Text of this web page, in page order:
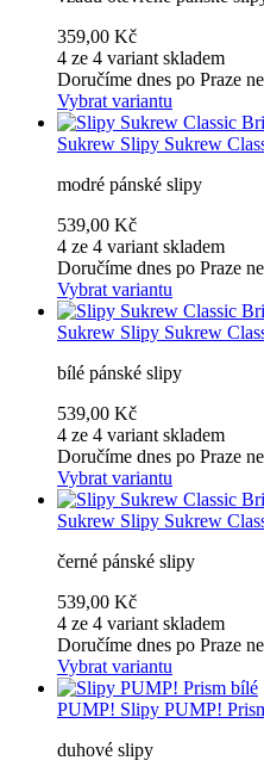
359,00 Kč
4 ze 4 variant skladem
Doručíme dnes po Praze
Vybrat variantu
Sukrew Slipy Sukrew
modré pánské slipy
539,00 Kč
4 ze 4 variant skladem
Doručíme dnes po Praze
Vybrat variantu
Sukrew Slipy Sukrew
bílé pánské slipy
539,00 Kč
4 ze 4 variant skladem
Doručíme dnes po Praze
Vybrat variantu
Sukrew Slipy Sukrew
černé pánské slipy
539,00 Kč
4 ze 4 variant skladem
Doručíme dnes po Praze
Vybrat variantu
PUMP! Slipy PUMP!
duhové slipy